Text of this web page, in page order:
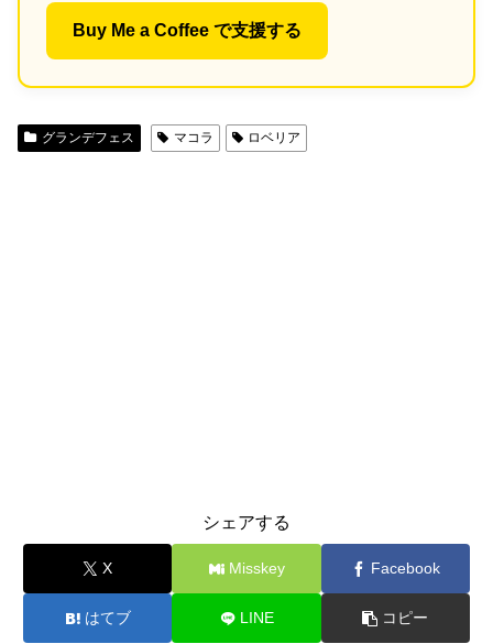
Buy Me a Coffee で支援する
グランデフェス マコラ ロベリア
シェアする
X Misskey Facebook
はてブ LINE コピー